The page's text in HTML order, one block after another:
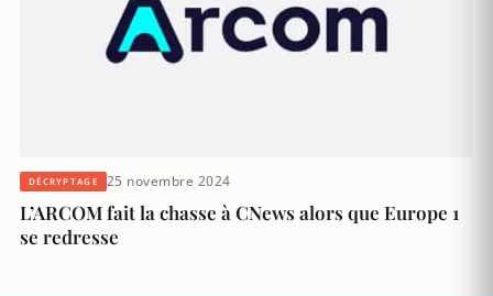
DÉCRYPTAGE 25 novembre 2024
L’ARCOM fait la chasse à CNews alors que Europe 1
se redresse